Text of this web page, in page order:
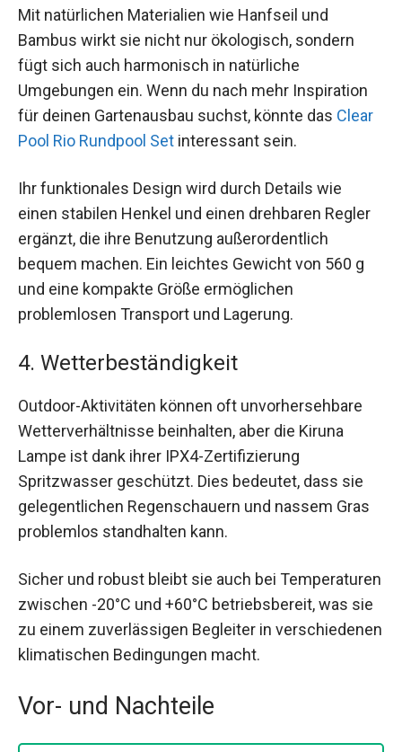
Mit natürlichen Materialien wie Hanfseil und
Bambus wirkt sie nicht nur ökologisch, sondern
fügt sich auch harmonisch in natürliche
Umgebungen ein. Wenn du nach mehr Inspiration
für deinen Gartenausbau suchst, könnte das Clear
Pool Rio Rundpool Set interessant sein.
Ihr funktionales Design wird durch Details wie
einen stabilen Henkel und einen drehbaren Regler
ergänzt, die ihre Benutzung außerordentlich
bequem machen. Ein leichtes Gewicht von 560 g
und eine kompakte Größe ermöglichen
problemlosen Transport und Lagerung.
4. Wetterbeständigkeit
Outdoor-Aktivitäten können oft unvorhersehbare
Wetterverhältnisse beinhalten, aber die Kiruna
Lampe ist dank ihrer IPX4-Zertifizierung
Spritzwasser geschützt. Dies bedeutet, dass sie
gelegentlichen Regenschauern und nassem Gras
problemlos standhalten kann.
Sicher und robust bleibt sie auch bei Temperaturen
zwischen -20°C und +60°C betriebsbereit, was sie
zu einem zuverlässigen Begleiter in verschiedenen
klimatischen Bedingungen macht.
Vor- und Nachteile